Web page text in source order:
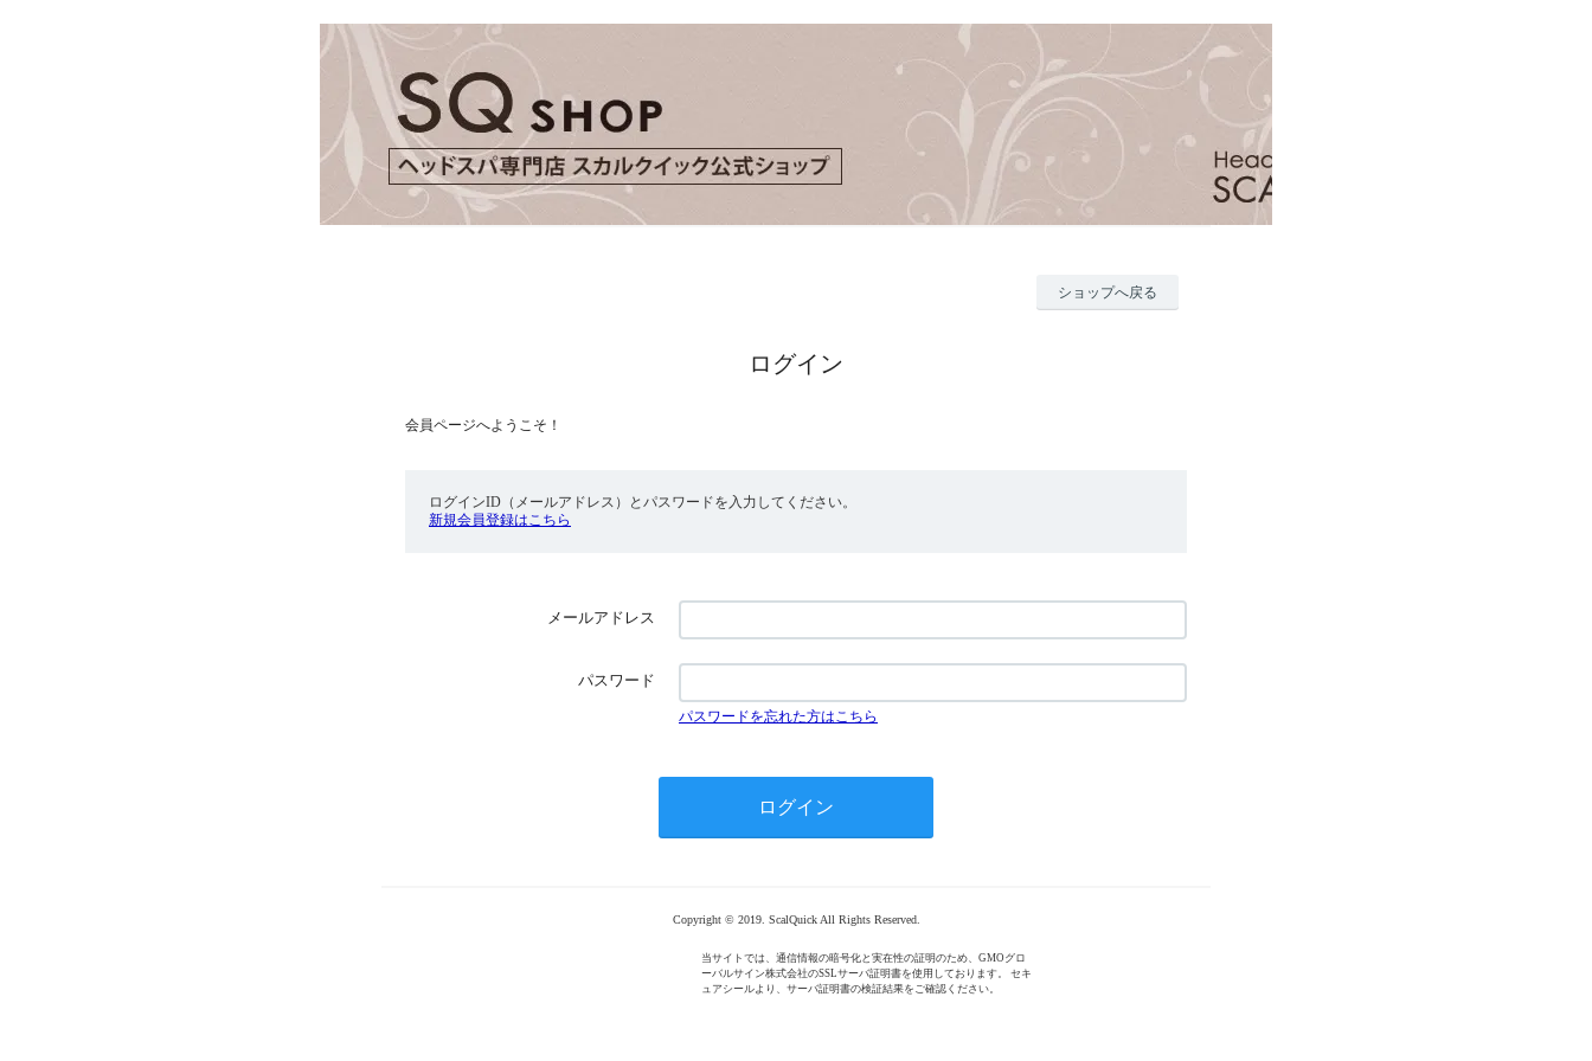
ショップへ戻る
ログイン
会員ページへようこそ！
ログインID（メールアドレス）とパスワードを入力してください。
新規会員登録はこちら
メールアドレス
パスワード
パスワードを忘れた方はこちら
Copyright © 2019. ScalQuick All Rights Reserved.
当サイトでは、通信情報の暗号化と実在性の証明のため、GMOグロ
ーバルサイン株式会社のSSLサーバ証明書を使用しております。 セキ
ュアシールより、サーバ証明書の検証結果をご確認ください。